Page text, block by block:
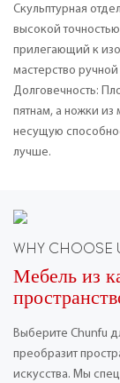
Скульптурная
высокой
прилегающий к
мастерство
Долговечность:
пятнам, а ножки из
несущую
лучше.
WHY CHOOSE
Мебель из
Выберите Chunfu
преобразит
искусства. Мы